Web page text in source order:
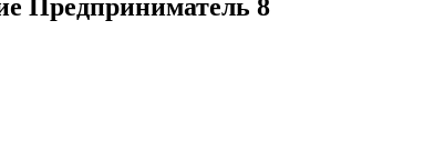
Предприниматель 8